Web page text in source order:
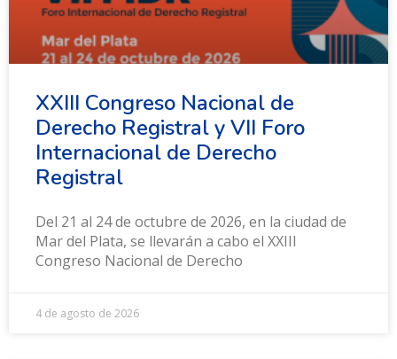
XXIII Congreso Nacional de
Derecho Registral y VII Foro
Internacional de Derecho
Registral
Del 21 al 24 de octubre de 2026, en la ciudad de
Mar del Plata, se llevarán a cabo el XXIII
Congreso Nacional de Derecho
4 de agosto de 2026